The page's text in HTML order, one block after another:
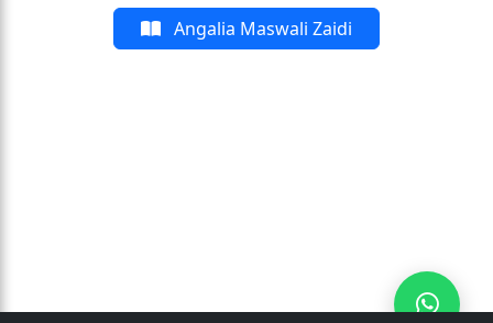
Angalia Maswali Zaidi